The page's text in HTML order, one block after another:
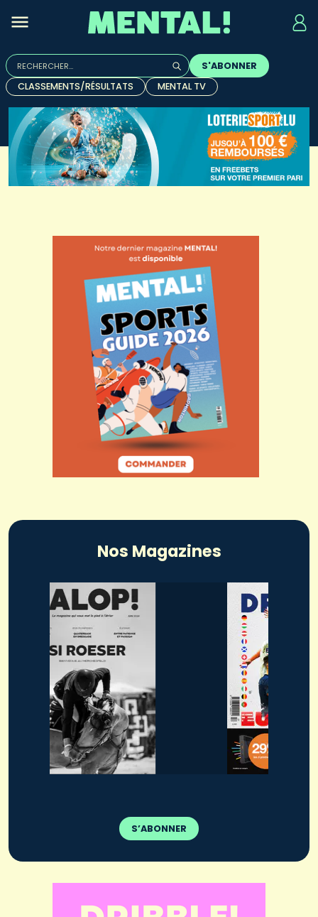
Rechercher :
Quand les résultats de l'auto-complétion sont
S'ABONNER
CLASSEMENTS/RÉSULTATS
MENTAL TV
Nos Magazines
S’ABONNER